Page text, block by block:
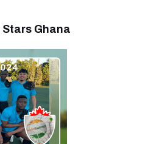
Stars Ghana